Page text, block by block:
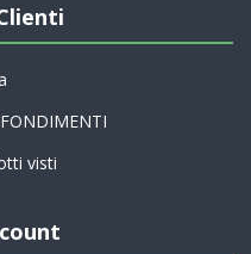
visti